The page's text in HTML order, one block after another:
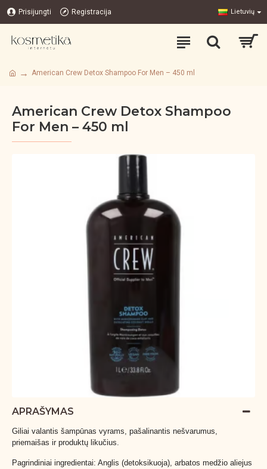
Prisijungti Registracija Lietuvių
American Crew Detox Shampoo For Men – 450 ml
American Crew Detox Shampoo
For Men – 450 ml
APRAŠYMAS
Giliai valantis šampūnas vyrams, pašalinantis nešvarumus,
priemaišas ir produktų likučius.
Pagrindiniai ingredientai: Anglis (detoksikuoja), arbatos medžio aliejus